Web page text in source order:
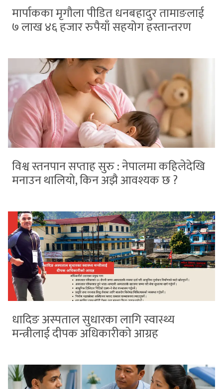
मार्पाकका मृगौला पीडित धनबहादुर तामाङलाई
७ लाख ४६ हजार रुपैयाँ सहयोग हस्तान्तरण
विश्व स्तनपान सप्ताह सुरु : नेपालमा कहिलेदेखि
मनाउन थालियो, किन अझै आवश्यक छ ?
धादिङ अस्पताल सुधारका लागि स्वास्थ्य
मन्त्रीलाई दीपक अधिकारीको आग्रह